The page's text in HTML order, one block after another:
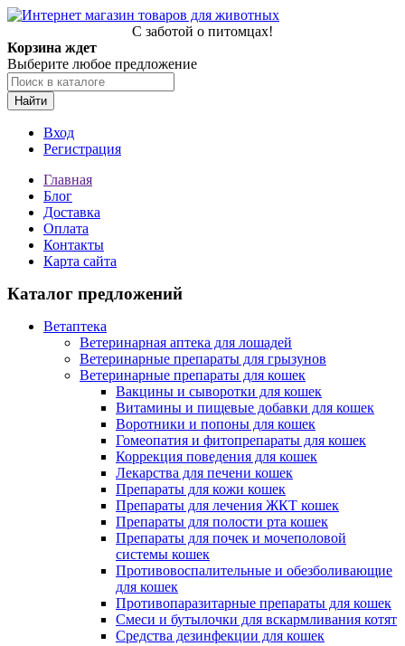
С заботой о питомцах!
Корзина ждет
Выберите любое предложение
Найти
Вход
Регистрация
Главная
Блог
Доставка
Оплата
Контакты
Карта сайта
Каталог предложений
Ветаптека
Ветеринарная аптека для лошадей
Ветеринарные препараты для грызунов
Ветеринарные препараты для кошек
Вакцины и сыворотки для кошек
Витамины и пищевые добавки для кошек
Воротники и попоны для кошек
Гомеопатия и фитопрепараты для кошек
Коррекция поведения для кошек
Лекарства для печени кошек
Препараты для кожи кошек
Препараты для лечения ЖКТ кошек
Препараты для полости рта кошек
Препараты для почек и мочеполовой
системы кошек
Противовоспалительные и обезболивающие
для кошек
Противопаразитарные препараты для кошек
Смеси и бутылочки для вскармливания котят
Средства дезинфекции для кошек